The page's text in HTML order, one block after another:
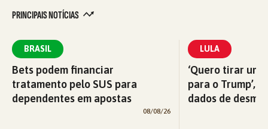
PRINCIPAIS NOTÍCIAS
BRASIL
Bets podem financiar
tratamento pelo SUS para
dependentes em apostas
08/08/26
LULA
‘Quero tirar
para o Trump’,
dados de